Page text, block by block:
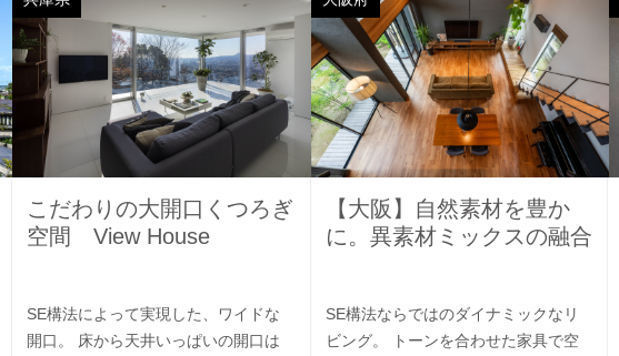
こだわりの大開口くつろぎ
空間 View House
SE構法によって実現した、ワイドな
開口。 床から天井いっぱいの開口は
【大阪】自然素材を豊か
に。異素材ミックスの融合
SE構法ならではのダイナミックなリ
ビング。 トーンを合わせた家具で空